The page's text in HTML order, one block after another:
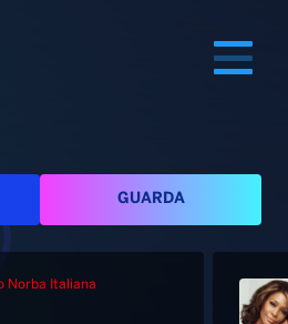
GUARDA
Norba Italiana